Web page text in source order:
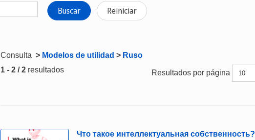
Buscar Reiniciar
Consulta > Modelos de utilidad > Ruso
1 - 2 / 2 resultados Resultados por página
Что такое интеллектуальная собственность?